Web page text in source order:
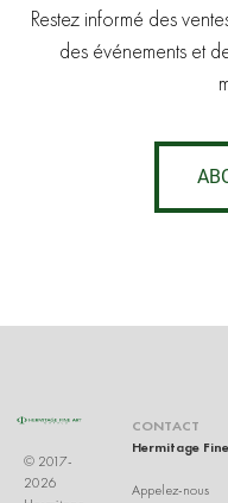
Restez informé des
des événements et
© 2017-
2026
CONTACT
Hermitage
Appelez-nous